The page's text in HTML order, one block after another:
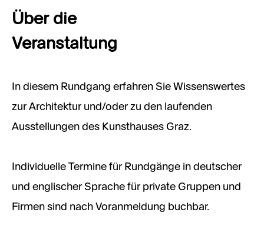
Über die
Veranstaltung
In diesem Rundgang erfahren Sie Wissenswertes
zur Architektur und/oder zu den laufenden
Ausstellungen des Kunsthauses Graz.
Individuelle Termine für Rundgänge in deutscher
und englischer Sprache für private Gruppen und
Firmen sind nach Voranmeldung buchbar.